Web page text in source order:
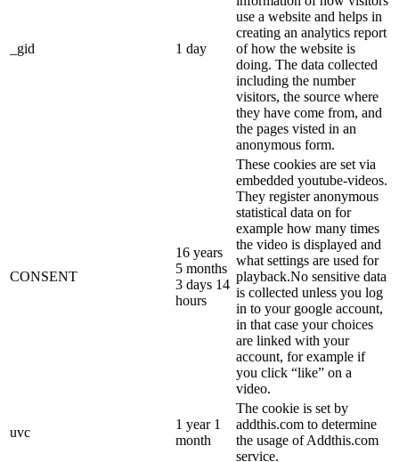
_gid 1 day
use a website and helps in
creating an analytics report
of how the website is
doing. The data collected
including the number
visitors, the source where
they have come from, and
the pages visted in an
anonymous form.
CONSENT
16 years
5 months
3 days 14
hours
These cookies are set via
embedded youtube-videos.
They register anonymous
statistical data on for
example how many times
the video is displayed and
what settings are used for
playback.No sensitive data
is collected unless you log
in to your google account,
in that case your choices
are linked with your
account, for example if
you click “like” on a
video.
uvc
1 year 1
month
The cookie is set by
addthis.com to determine
the usage of Addthis.com
service.